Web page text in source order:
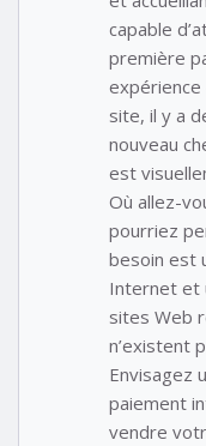
capable
première
expérience
site, il y a
nouveau
est
Où allez-
pourriez
besoin est
Internet et
sites Web
n’existent
Envisagez
paiement
vendre